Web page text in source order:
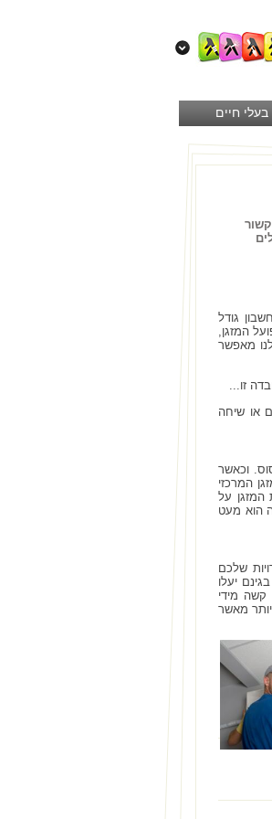
בעלי חיים
בחשבון גודל
המזגן,
מאפשר
זו...
או שיחה
שח כאשר מדובר על מזגן בעל 0.5- 1.5 כוח סוס. וכאשר
המרכזי
המזגן על
הוא מעט
שלכם
יעלו
מידי
מאשר